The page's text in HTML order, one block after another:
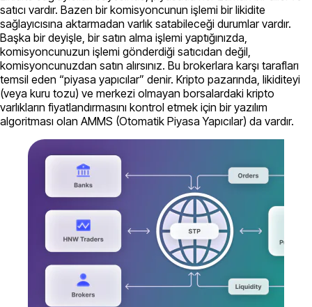
satıcı vardır. Bazen bir komisyoncunun işlemi bir likidite
sağlayıcısına aktarmadan varlık satabileceği durumlar vardır.
Başka bir deyişle, bir satın alma işlemi yaptığınızda,
komisyoncunuzun işlemi gönderdiği satıcıdan değil,
komisyoncunuzdan satın alırsınız. Bu brokerlara karşı tarafları
temsil eden “piyasa yapıcılar” denir. Kripto pazarında, likiditeyi
(veya kuru tozu) ve merkezi olmayan borsalardaki kripto
varlıkların fiyatlandırmasını kontrol etmek için bir yazılım
algoritması olan AMMS (Otomatik Piyasa Yapıcılar) da vardır.